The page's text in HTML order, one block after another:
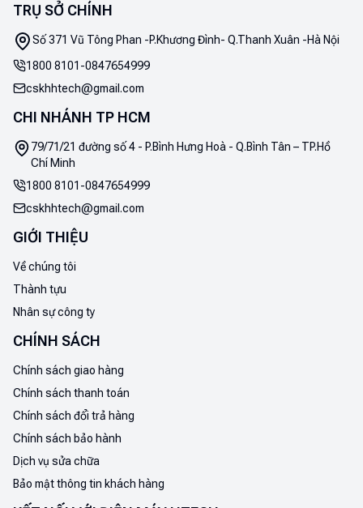
hợp tính thẩm mỹ và hiệu quả chiếu sáng. Vậy hãy cùng
Điện Máy Htech tìm hiểu về dòng đèn này nhé.
1. Đèn ray là gì?
Đèn ray, hay còn gọi là đèn rọi ray hoặc đèn LED thanh
ray, là loại đèn chiếu sáng sử dụng công nghệ LED,
thanh kim loại gọi là thanh ray. Điểm nổi bật của đèn ray
là khả năng xoay góc 360° và điều chỉnh hướng ánh
Đèn ray có thể tạo ra nhiều loại ánh sáng như trắng,
vàng, hoặc các màu sắc khác tùy thuộc vào mục đích
TRỤ SỞ CHÍNH
Số 371 Vũ Tông Phan -P.Khương Đình- Q.Thanh Xuân -Hà Nội
1800 8101 -0847654999
cskhhtech@gmail.com
CHI NHÁNH TP HCM
79/71/21 đường số 4 - P.Bình Hưng Hoà - Q.Bình Tân – TP.Hồ
Chí Minh
1800 8101 -0847654999
cskhhtech@gmail.com
GIỚI THIỆU
Về chúng tôi
Thành tựu
Nhân sự công ty
CHÍNH SÁCH
Chính sách giao hàng
Chính sách thanh toán
Chính sách đổi trả hàng
Chính sách bảo hành
Dịch vụ sửa chữa
Bảo mật thông tin khách hàng